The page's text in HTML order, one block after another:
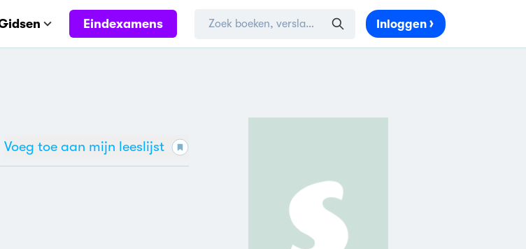
Eindexamens Inloggen
Voeg toe aan mijn leeslijst